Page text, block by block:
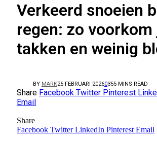
Verkeerd snoeien
regen: zo voorkom
takken en weinig
BY MARK25 FEBRUARI 20260355 MINS READ
Share Facebook Twitter Pinterest
Email
Share
Facebook Twitter LinkedIn Pinterest Email